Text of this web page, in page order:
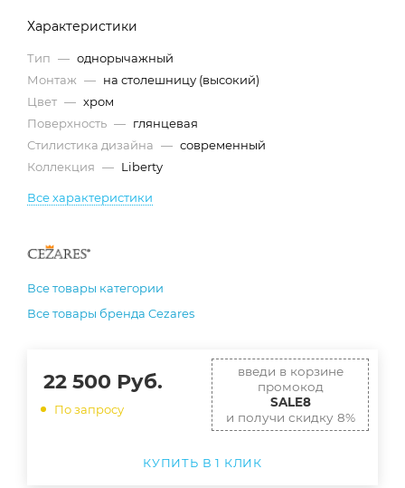
Характеристики
Тип — однорычажный
Монтаж — на столешницу (высокий)
Цвет — хром
Поверхность — глянцевая
Стилистика дизайна — современный
Коллекция — Liberty
Все характеристики
Все товары категории
Все товары бренда Cezares
22 500 Руб.
По запросу
введи в корзине
промокод
SALE8
и получи скидку 8%
КУПИТЬ В 1 КЛИК